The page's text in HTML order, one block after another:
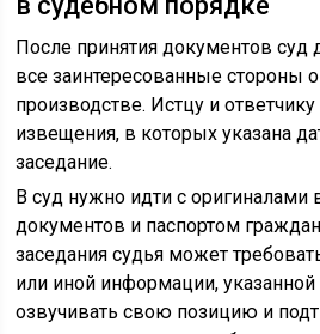
После принятия документов
все заинтересованные стороны
производстве. Истцу и
извещения, в которых указана
заседание.
В суд нужно идти с
документов и паспортом
заседания судья может
или иной информации,
озвучивать свою позицию и